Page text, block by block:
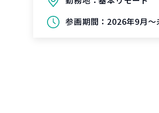
参画期間： 2026年9月～